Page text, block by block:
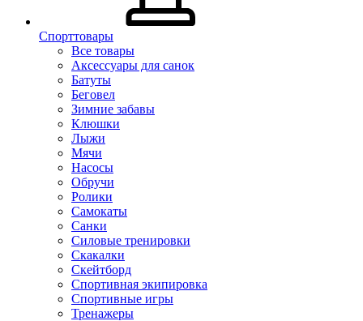
Спорттовары
Все товары
Аксессуары для санок
Батуты
Беговел
Зимние забавы
Клюшки
Лыжи
Мячи
Насосы
Обручи
Ролики
Самокаты
Санки
Силовые тренировки
Скакалки
Скейтборд
Спортивная экипировка
Спортивные игры
Тренажеры